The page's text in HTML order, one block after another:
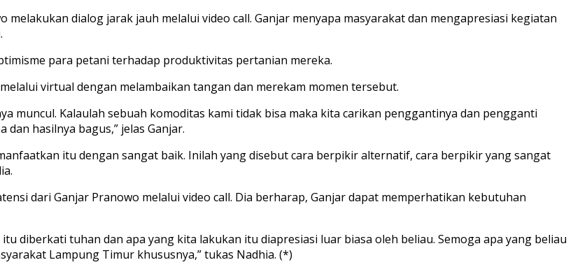
melakukan dialog jarak jauh melalui video call. Ganjar menyapa masyarakat dan mengapresiasi kegiatan
para petani terhadap produktivitas pertanian mereka.
virtual dengan melambaikan tangan dan merekam momen tersebut.
muncul. Kalaulah sebuah komoditas kami tidak bisa maka kita carikan penggantinya dan pengganti
hasilnya bagus,” jelas Ganjar.
itu dengan sangat baik. Inilah yang disebut cara berpikir alternatif, cara berpikir yang sangat
dari Ganjar Pranowo melalui video call. Dia berharap, Ganjar dapat memperhatikan kebutuhan
diberkati tuhan dan apa yang kita lakukan itu diapresiasi luar biasa oleh beliau. Semoga apa yang beliau
Lampung Timur khususnya,” tukas Nadhia. (*)